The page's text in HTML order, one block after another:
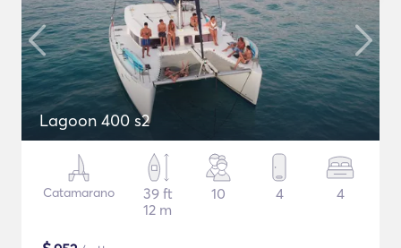
Lagoon 400 s2
Catamarano
39 ft
12 m
10 4 4